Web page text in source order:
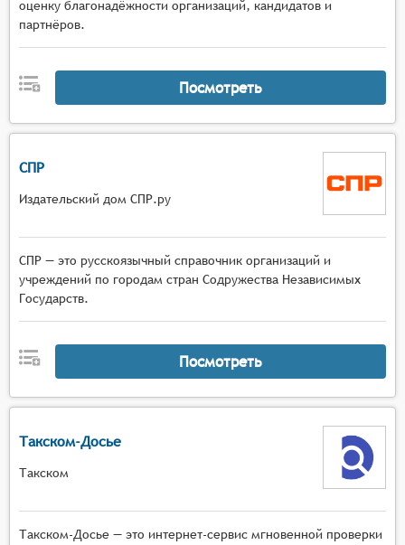
оценку благонадёжности организаций, кандидатов и
партнёров.
Посмотреть
СПР
Издательский дом СПР.ру
СПР — это русскоязычный справочник организаций и
учреждений по городам стран Содружества Независимых
Государств.
Посмотреть
Такском-Досье
Такском
Такском-Досье — это интернет-сервис мгновенной проверки